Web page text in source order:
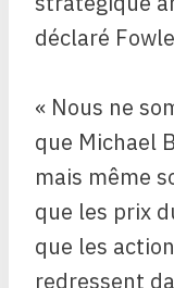
déclaré
« Nous ne
que Michael
mais même
que les prix
que les
redressent